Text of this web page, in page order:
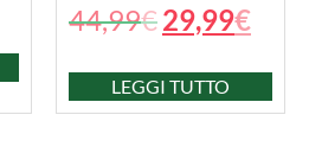
44,99€29,99€
LEGGI TUTTO